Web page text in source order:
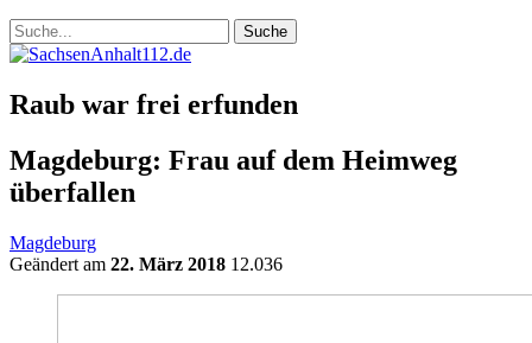
Raub war frei erfunden
Magdeburg: Frau auf dem Heimweg
überfallen
Magdeburg
Geändert am 22. März 2018 12.036